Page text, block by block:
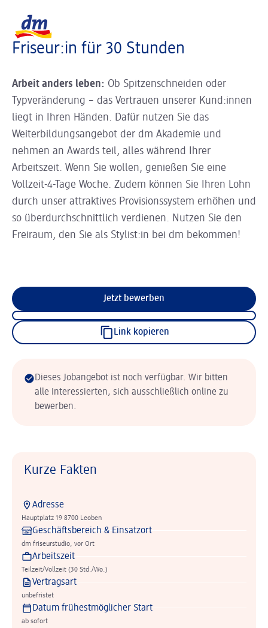
Friseur:in für 30 Stunden
Arbeit anders leben: Ob Spitzenschneiden oder
Typveränderung – das Vertrauen unserer Kund:innen
liegt in Ihren Händen. Dafür nutzen Sie das
Weiterbildungsangebot der dm Akademie und
nehmen an Awards teil, alles während Ihrer
Arbeitszeit. Wenn Sie wollen, genießen Sie eine
Vollzeit-4-Tage Woche. Zudem können Sie Ihren Lohn
durch unser attraktives Provisionssystem erhöhen und
so überdurchschnittlich verdienen. Nutzen Sie den
Freiraum, den Sie als Stylist:in bei dm bekommen!
Jetzt bewerben
Link kopieren
Dieses Jobangebot ist noch verfügbar. Wir bitten
alle Interessierten, sich ausschließlich online zu
bewerben.
Kurze Fakten
Adresse
Hauptplatz 19 8700 Leoben
Geschäftsbereich & Einsatzort
dm friseurstudio, vor Ort
Arbeitszeit
Teilzeit/Vollzeit (30 Std./Wo.)
Vertragsart
unbefristet
Datum frühestmöglicher Start
ab sofort